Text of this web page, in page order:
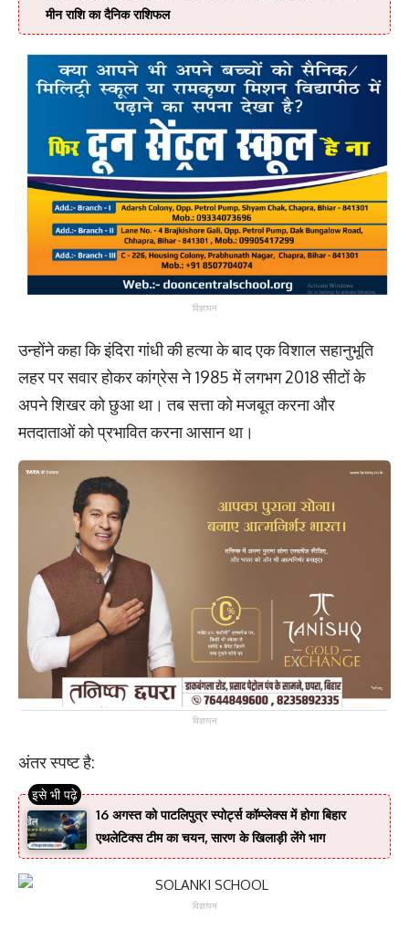
मीन राशि का दैनिक राशिफल
विज्ञापन
उन्होंने कहा कि इंदिरा गांधी की हत्या के बाद एक विशाल सहानुभूति
लहर पर सवार होकर कांग्रेस ने 1985 में लगभग 2018 सीटों के
अपने शिखर को छुआ था। तब सत्ता को मजबूत करना और
मतदाताओं को प्रभावित करना आसान था।
विज्ञापन
अंतर स्पष्ट है:
16 अगस्त को पाटलिपुत्र स्पोर्ट्स कॉम्प्लेक्स में होगा बिहार
एथलेटिक्स टीम का चयन, सारण के खिलाड़ी लेंगे भाग
विज्ञापन